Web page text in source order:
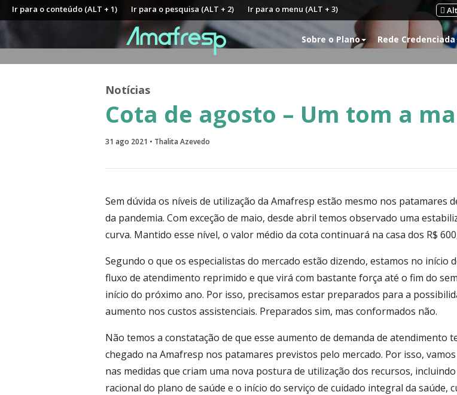
Ir para o conteúdo (ALT + 1) Ir para o pesquisa (ALT + 2) Ir para o menu (ALT + 3)
Sobre o Plano Rede Credenciada
Notícias
Cota de agosto – Um tom a
31 ago 2021 • Thalita Azevedo
Sem dúvida os níveis de utilização da Amafresp estão mesmo nos patamares
da pandemia. Com exceção de maio, desde abril temos observado uma
curva. Mantido esse nível, o valor médio da cota continuará na casa dos R$
Segundo o que os especialistas do mercado estão dizendo, estamos no início
fluxo de atendimento reprimido e que virá com bastante força até o fim do
início do próximo ano. Por isso, precisamos estar preparados para a
aumento nos custos assistenciais. Preparados sim, mas conformados não.
Não temos a constatação de que esse aumento de demanda de atendimento
chegado na Amafresp nos patamares previstos pelo mercado. Por isso,
nas medidas que criam uma nova postura de utilização dos recursos,
racional do plano de saúde e o início do serviço de cuidado integral da saúde,